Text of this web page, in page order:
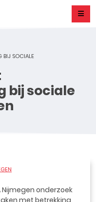
bij sociale
BIJ SOCIALE
Nijmegen onderzoek
met betrekking